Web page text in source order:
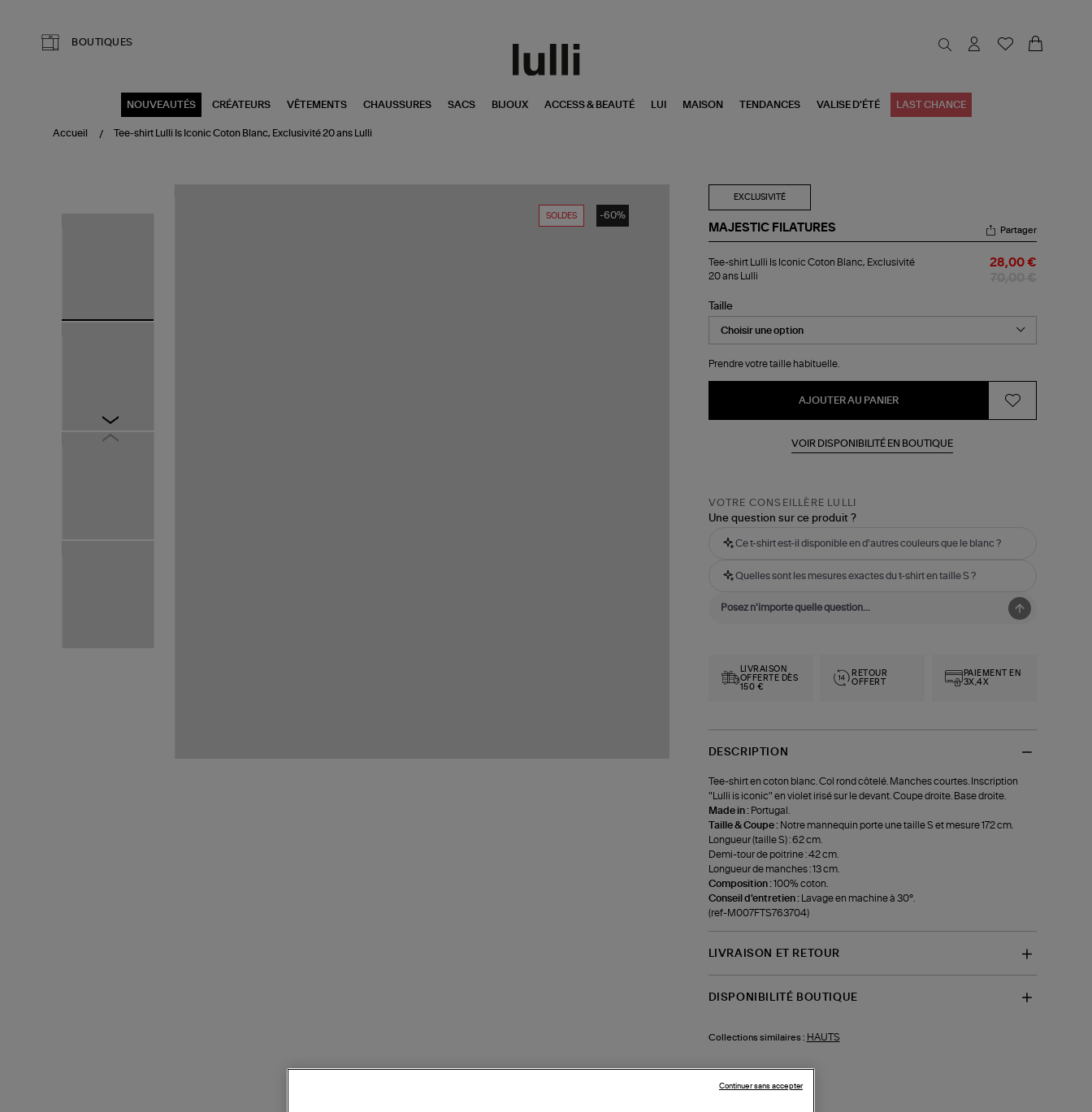
BOUTIQUES
NOUVEAUTÉS CRÉATEURS VÊTEMENTS CHAUSSURES SACS BIJOUX ACCESS & BEAUTÉ LUI MAISON TENDANCES VALISE D'ÉTÉ LAST CHANCE
Accueil Tee-shirt Lulli Is Iconic Coton Blanc, Exclusivité 20 ans Lulli
SOLDES -60%
EXCLUSIVITÉ
MAJESTIC FILATURES
shirt
Lulli
Iconic
Coton
Blanc,
Exclusivité
ans
Lulli
Partager
Tee-shirt Lulli Is Iconic Coton Blanc, Exclusivité
20 ans Lulli
28,00 €
Taille
Prendre votre taille habituelle.
AJOUTER AU PANIER
VOIR DISPONIBILITÉ EN BOUTIQUE
VOTRE CONSEILLÈRE LULLI
Une question sur ce produit ?
Ce t-shirt est-il disponible en d'autres couleurs que le blanc ?
Quelles sont les mesures exactes du t-shirt en taille S ?
LIVRAISON
OFFERTE DÈS
150 €
RETOUR
OFFERT
PAIEMENT EN
3X,4X
DESCRIPTION
Tee-shirt en coton blanc. Col rond côtelé. Manches courtes. Inscription
"Lulli is iconic" en violet irisé sur le devant. Coupe droite. Base droite.
Made in : Portugal.
Taille & Coupe : Notre mannequin porte une taille S et mesure 172 cm.
Longueur (taille S) : 62 cm.
Demi-tour de poitrine : 42 cm.
Longueur de manches : 13 cm.
Composition :100% coton.
Conseil d'entretien :
Lavage en machine à 30°.
(ref-M007FTS763704)
LIVRAISON ET RETOUR
DISPONIBILITÉ BOUTIQUE
Collections similaires : HAUTS
Continuer sans accepter